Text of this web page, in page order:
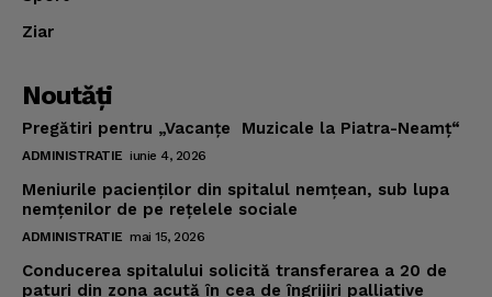
Ziar
Noutăţi
Pregătiri pentru „Vacanţe Muzicale la Piatra-Neamţ“
ADMINISTRATIE iunie 4, 2026
Meniurile pacienţilor din spitalul nemţean, sub lupa
nemţenilor de pe reţelele sociale
ADMINISTRATIE mai 15, 2026
Conducerea spitalului solicită transferarea a 20 de
paturi din zona acută în cea de îngrijiri palliative